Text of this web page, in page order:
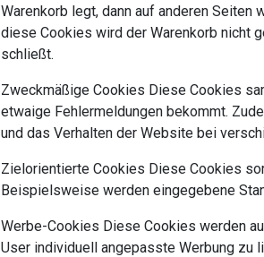
Warenkorb legt, dann auf anderen
diese Cookies wird der Warenkorb nicht
schließt.
Zweckmäßige Cookies Diese Cookies
etwaige Fehlermeldungen bekommt.
und das Verhalten der Website bei
Zielorientierte Cookies Diese Cookies
Beispielsweise werden eingegebene
Werbe-Cookies Diese Cookies werden
User individuell angepasste Werbung zu